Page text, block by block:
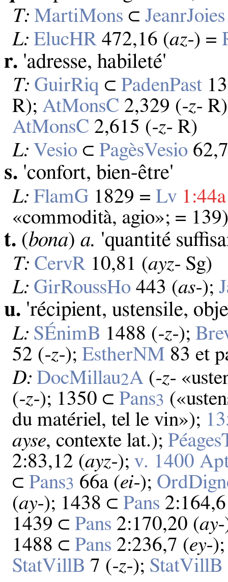
T: MartiMons ⊂JeanrJoies
L: ElucHR 472,16 (az‑) =
r. 'adresse, habileté'
T: GuirRiq ⊂PadenPast
R);AtMonsC 2,329 (‑z‑
AtMonsC 2,615 (‑z‑ R)
L: Vesio ⊂PagèsVesio
s. 'confort, bien‑être'
L: FlamG 1829 =Lv 1:44a
«commodità, agio»; =
t. (bona) a. 'quantité
T: CervR 10,81 (ayz‑ Sg)
L: GirRoussHo 443 (as‑);
u. 'récipient, ustensile,
L: SÉnimB 1488 (‑z‑);
52 (‑z‑);EstherNM 83 et
D: DocMillau2A (‑z‑
(‑z‑); 1350 ⊂Pans3
du matériel, tel le vin»);
ayse, contexte lat.);
2:83,12 (ayz‑);v. 1400
⊂Pans3 66a (ei‑);
(ay‑); 1438 ⊂Pans
1439 ⊂Pans 2:170,20 (ay‑
1488 ⊂Pans 2:236,7 (ey‑
StatVillB 7 (‑z‑); StatVillB